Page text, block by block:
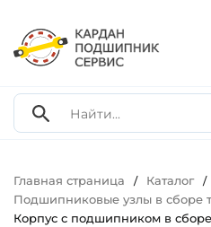
Главная страница / Каталог /
Подшипниковые узлы в сборе
Корпус с подшипником в